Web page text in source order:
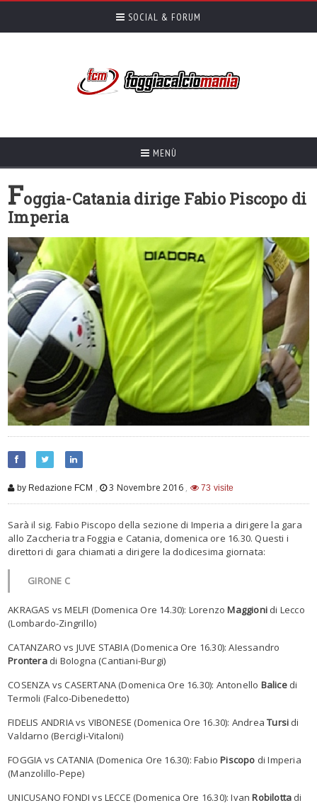
SOCIAL & FORUM
MENÙ
Foggia-Catania dirige Fabio Piscopo di
Imperia
by Redazione FCM , 3 Novembre 2016 , 73 visite
Sarà il sig. Fabio Piscopo della sezione di Imperia a dirigere la gara
allo Zaccheria tra Foggia e Catania, domenica ore 16.30. Questi i
direttori di gara chiamati a dirigere la dodicesima giornata:
GIRONE C
AKRAGAS vs MELFI (Domenica Ore 14.30): LorenzoMaggioni di Lecco
(Lombardo-Zingrillo)
CATANZARO vs JUVE STABIA (Domenica Ore 16.30): AIessandro
Prontera di BoIogna (Cantiani-Burgi)
COSENZA vs CASERTANA (Domenica Ore 16.30): Antonello Balice di
Termoli (Falco-Dibenedetto)
FIDELIS ANDRIA vs VIBONESE (Domenica Ore 16.30): AndreaTursi di
Valdarno (Bercigli-Vitaloni)
FOGGIA vs CATANIA (Domenica Ore 16.30): FabioPiscopo di Imperia
(Manzolillo-Pepe)
UNICUSANO FONDI vs LECCE (Domenica Ore 16.30): IvanRobilotta di